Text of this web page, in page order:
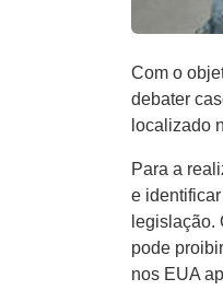
Com o
debater
localizado
Para a
e
legislação.
pode
nos EUA